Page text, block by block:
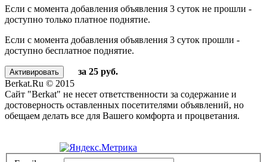
Если с момента добавления объявления 3 суток не прошли -
доступно только платное поднятие.
Если с момента добавления объявления 3 суток прошли -
доступно бесплатное поднятие.
за 25 руб.
Berkat.Ru © 2015
Сайт "Berkat" не несет ответственности за содержание и
достоверность оставленных посетителями объявлений, но
обещаем делать все для Вашего комфорта и процветания.